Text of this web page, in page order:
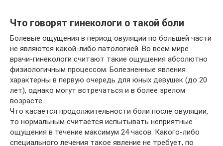
Что говорят гинекологи о такой боли
Болевые ощущения в период овуляции по большей части
не являются какой-либо патологией. Во всем мире
врачи-гинекологи считают такие ощущения абсолютно
физиологичным процессом. Болезненные явления
характерны в первую очередь для юных девушек (до 20
лет), однако могут встречаться и в более зрелом
возрасте.
Что касается продолжительности боли после овуляции,
то нормальным считается испытывать неприятные
ощущения в течение максимум 24 часов. Какого-либо
специального лечения такое явление не требует, по